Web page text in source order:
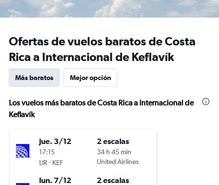
Ofertas de vuelos baratos de Costa
Rica a Internacional de Keflavík
Más baratos Mejor opción
Los vuelos más baratos de Costa Rica a Internacional de
Keflavík
jue. 3/12
17:15
LIR - KEF
2 escalas
34 h 45 min
United Airlines
lun. 7/12 2 escalas